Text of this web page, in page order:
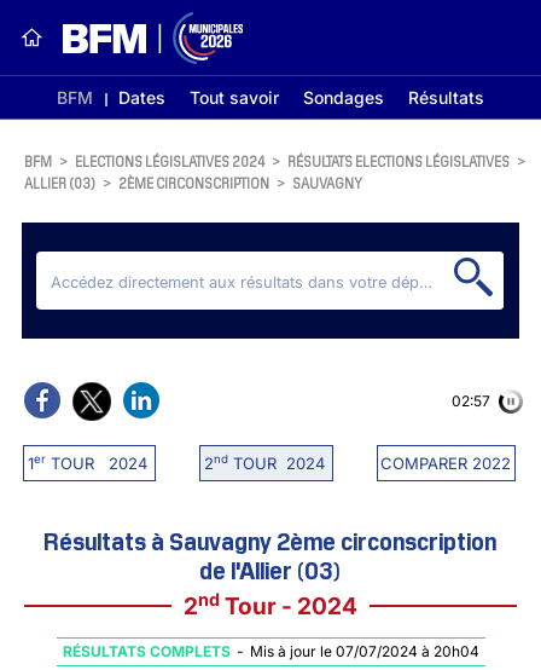
BFM Dates Tout savoir Sondages Résultats
BFM > ELECTIONS LÉGISLATIVES 2024 > RÉSULTATS ELECTIONS LÉGISLATIVES >
ALLIER (03) > 2ÈME CIRCONSCRIPTION > SAUVAGNY
1erTOUR 2024 2ndTOUR 2024 COMPARER 2022
02:56
Résultats à Sauvagny 2ème circonscription
de l'Allier (03)
2nd Tour - 2024
RÉSULTATS COMPLETS - Mis à jour le 07/07/2024 à 20h04